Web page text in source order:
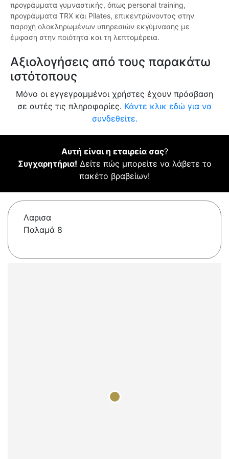
προγράμματα γυμναστικής, όπως personal training,
προγράμματα TRX και Pilates, επικεντρώνοντας στην
παροχή ολοκληρωμένων υπηρεσιών εκγύμνασης με
έμφαση στην ποιότητα και τη λεπτομέρεια.
Αξιολογήσεις από τους παρακάτω
ιστότοπους
Μόνο οι εγγεγραμμένοι χρήστες έχουν πρόσβαση
σε αυτές τις πληροφορίες. Κάντε κλικ εδώ για να
συνδεθείτε.
Αυτή είναι η εταιρεία σας?
Συγχαρητήρια! Δείτε πώς μπορείτε να λάβετε το
πακέτο βραβείων!
Λαρισα
Παλαμά 8